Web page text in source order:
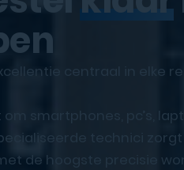
centraal in elke
om smartphones, pc’s,
technici
de hoogste precisie